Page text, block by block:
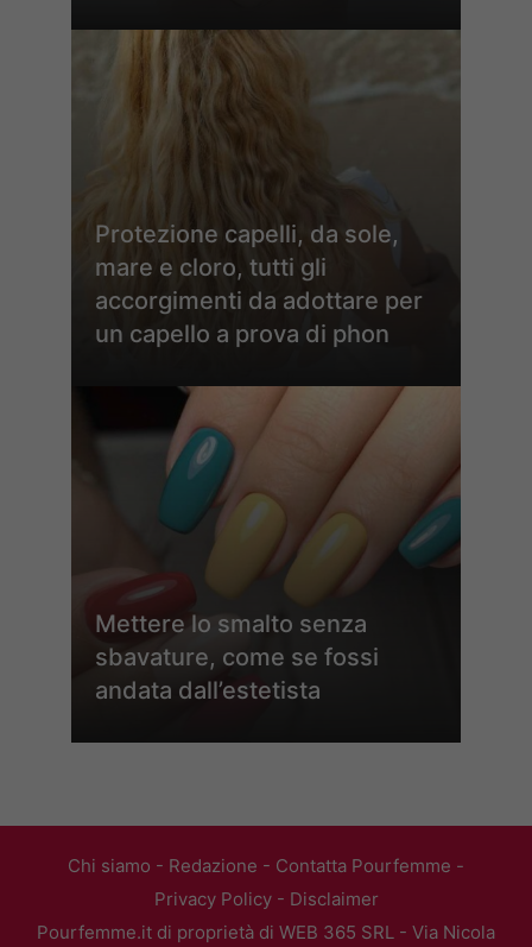
Protezione capelli, da sole,
mare e cloro, tutti gli
accorgimenti da adottare per
un capello a prova di phon
Mettere lo smalto senza
sbavature, come se fossi
andata dall’estetista
Chi siamo - Redazione - Contatta Pourfemme -
Privacy Policy- Disclaimer
Pourfemme.it di proprietà di WEB 365 SRL - Via Nicola